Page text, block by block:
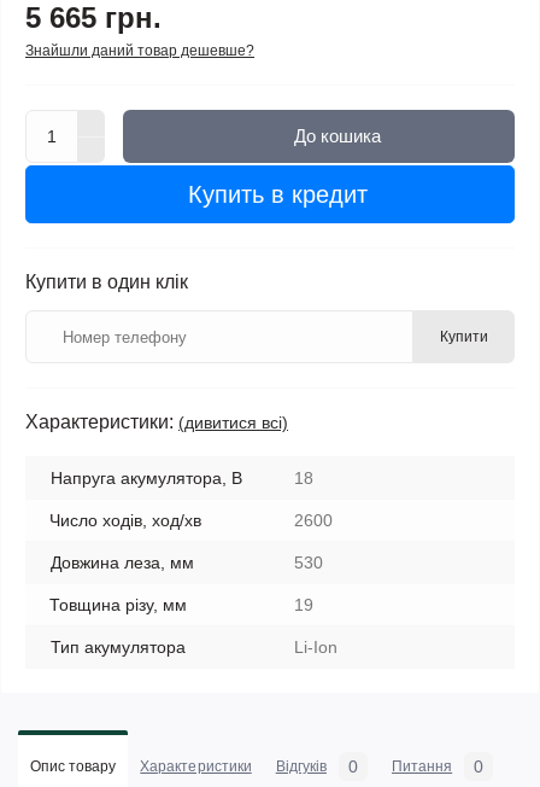
5 665 грн.
Знайшли даний товар дешевше?
До кошика
Купить в кредит
Купити в один клік
Купити
Характеристики: (дивитися всі)
Напруга акумулятора, В 18
Число ходів, ход/хв 2600
Довжина леза, мм 530
Товщина різу, мм 19
Тип акумулятора Li-Ion
Опис товару Характеристики Відгуків 0 Питання 0